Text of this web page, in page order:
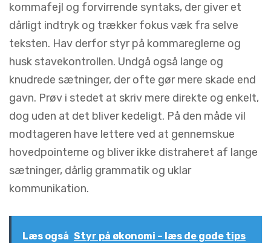
kommafejl og forvirrende syntaks, der giver et
dårligt indtryk og trækker fokus væk fra selve
teksten. Hav derfor styr på kommareglerne og
husk stavekontrollen. Undgå også lange og
knudrede sætninger, der ofte gør mere skade end
gavn. Prøv i stedet at skriv mere direkte og enkelt,
dog uden at det bliver kedeligt. På den måde vil
modtageren have lettere ved at gennemskue
hovedpointerne og bliver ikke distraheret af lange
sætninger, dårlig grammatik og uklar
kommunikation.
Læs også Styr på økonomi – læs de gode tips